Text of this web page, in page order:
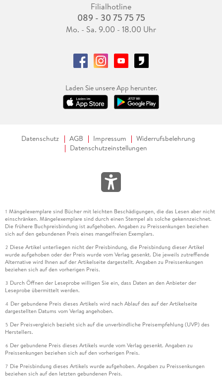
Filialhotline
089 - 30 75 75 75
Mo. - Sa. 9.00 - 18.00 Uhr
Laden Sie unsere App herunter.
Datenschutz AGB Impressum
Widerrufsbelehrung
Datenschutzeinstellungen
1 Mängelexemplare sind Bücher mit leichten Beschädigungen, die das Lesen aber nicht
einschränken. Mängelexemplare sind durch einen Stempel als solche gekennzeichnet.
Die frühere Buchpreisbindung ist aufgehoben. Angaben zu Preissenkungen beziehen
sich auf den gebundenen Preis eines mangelfreien Exemplars.
2 Diese Artikel unterliegen nicht der Preisbindung, die Preisbindung dieser Artikel
wurde aufgehoben oder der Preis wurde vom Verlag gesenkt. Die jeweils zutreffende
Alternative wird Ihnen auf der Artikelseite dargestellt. Angaben zu Preissenkungen
beziehen sich auf den vorherigen Preis.
3 Durch Öffnen der Leseprobe willigen Sie ein, dass Daten an den Anbieter der
Leseprobe übermittelt werden.
4 Der gebundene Preis dieses Artikels wird nach Ablauf des auf der Artikelseite
dargestellten Datums vom Verlag angehoben.
5 Der Preisvergleich bezieht sich auf die unverbindliche Preisempfehlung (UVP) des
Herstellers.
6 Der gebundene Preis dieses Artikels wurde vom Verlag gesenkt. Angaben zu
Preissenkungen beziehen sich auf den vorherigen Preis.
7 Die Preisbindung dieses Artikels wurde aufgehoben. Angaben zu Preissenkungen
beziehen sich auf den letzten gebundenen Preis.